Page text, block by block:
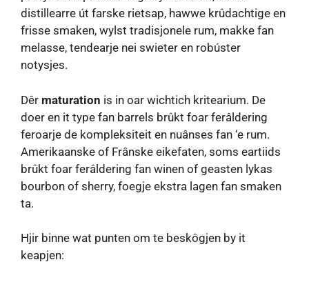
distillearre út farske rietsap, hawwe krûdachtige en
frisse smaken, wylst tradisjonele rum, makke fan
melasse, tendearje nei swieter en robúster
notysjes.
Dêr maturation is in oar wichtich kritearium. De
doer en it type fan barrels brûkt foar ferâldering
feroarje de kompleksiteit en nuânses fan ‘e rum.
Amerikaanske of Frânske eikefaten, soms eartiids
brûkt foar ferâldering fan winen of geasten lykas
bourbon of sherry, foegje ekstra lagen fan smaken
ta.
Hjir binne wat punten om te beskôgjen by it
keapjen: